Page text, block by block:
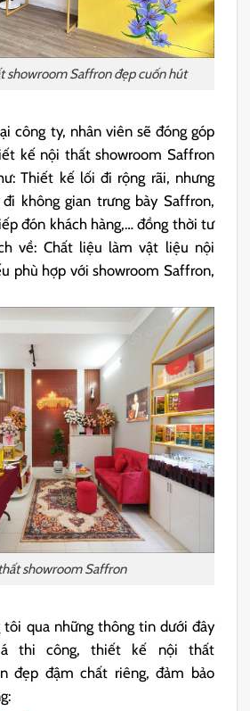
showroom Saffron đẹp cuốn hút
công ty, nhân viên sẽ đóng góp
kế nội thất showroom Saffron
Thiết kế lối đi rộng rãi, nhưng
không gian trưng bày Saffron,
đón khách hàng,… đồng thời tư
về: Chất liệu làm vật liệu nội
phù hợp với showroom Saffron,
showroom Saffron
tôi qua những thông tin dưới đây
thi công, thiết kế nội thất
đẹp đậm chất riêng, đảm bảo